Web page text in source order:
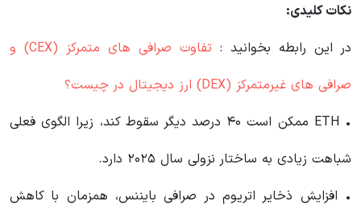
نکات کلیدی:
در این رابطه بخوانید‌ :
تفاوت صرافی های متمرکز (CEX) و
صرافی های غیرمتمرکز (DEX) ارز دیجیتال در چیست؟
• ETH ممکن است ۴۰ درصد دیگر سقوط کند، زیرا الگوی فعلی
شباهت زیادی به ساختار نزولی سال ۲۰۲۵ دارد.
• افزایش ذخایر اتریوم در صرافی بایننس، همزمان با کاهش